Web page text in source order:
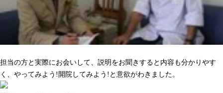
担当の方と実際にお会いして、説明をお聞きすると内容も分かりやす
く、やってみよう!開院してみよう!と意欲がわきました。